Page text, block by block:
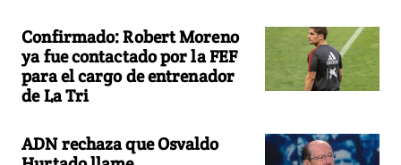
Confirmado: Robert Moreno
ya fue contactado por la FEF
para el cargo de entrenador
de La Tri
ADN rechaza que Osvaldo